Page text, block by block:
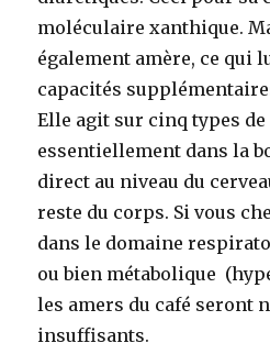
moléculaire xanthique.
également amère, ce qui
capacités
Elle agit sur cinq types
essentiellement dans la
direct au niveau du
reste du corps. Si vous
dans le domaine
ou bien métabolique
les amers du café seront
insuffisants.